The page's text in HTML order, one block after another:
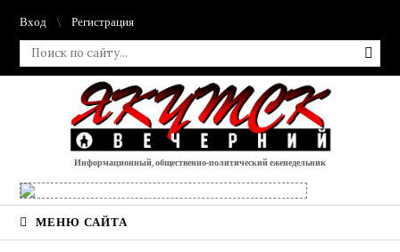
Вход Регистрация
Информационный, общественно-политический еженедельник
МЕНЮ САЙТА